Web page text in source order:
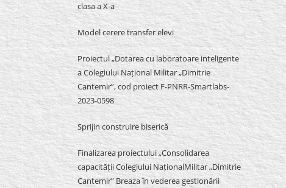
clasa a X-a
Model cerere transfer elevi
Proiectul „Dotarea cu laboratoare inteligente
a Colegiului Național Militar „Dimitrie
Cantemir”, cod proiect F-PNRR-Smartlabs-
2023-0598
Sprijin construire biserică
Finalizarea proiectului „Consolidarea
capacității Colegiului NaționalMilitar „Dimitrie
Cantemir” Breaza în vederea gestionării